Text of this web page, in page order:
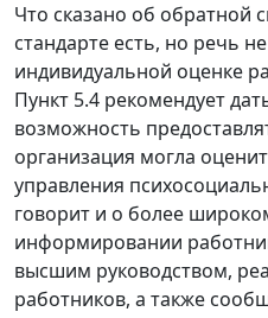
Что сказано об обратной
стандарте есть, но речь
индивидуальной оценке
Пункт 5.4 рекомендует
возможность
организация могла
управления
говорит и о более
информировании
высшим руководством,
работников, а также